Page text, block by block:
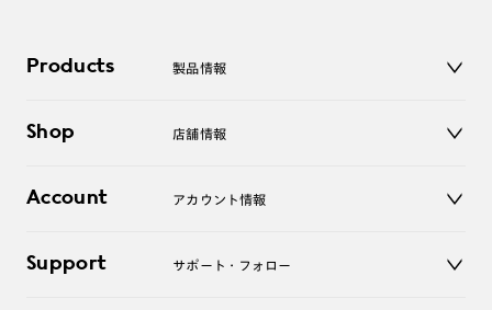
Products 製品情報
サングラス
コンタクトレンズ
アクセサリー
Shop 店舗情報
オンラインショップ
Account アカウント情報
ログアウト
Support サポート・フォロー